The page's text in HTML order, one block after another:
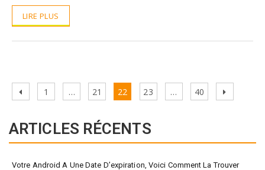
LIRE PLUS
Pagination
publications
PreviousPage
1 … Page
21 Page
22 Page
23 … Page
40
Next
ARTICLES RÉCENTS
Votre Android A Une Date D’expiration, Voici Comment La Trouver